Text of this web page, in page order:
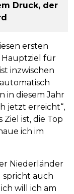
Druck, der
ersten
Hauptziel für
inzwischen
in diesem Jahr
jetzt erreicht“,
Ziel ist, die Top
ich im
Niederländer
spricht auch
will ich am